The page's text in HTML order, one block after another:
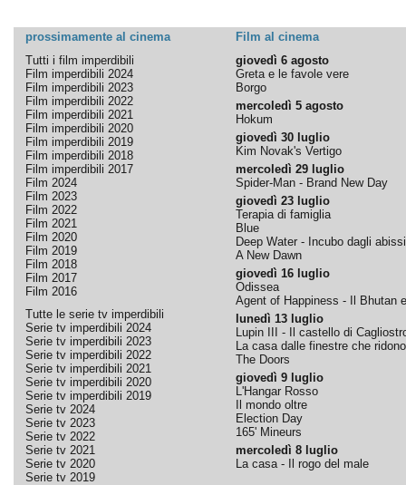
prossimamente al cinema
Film al cinema
Tutti i film imperdibili
Film imperdibili 2024
Film imperdibili 2023
Film imperdibili 2022
Film imperdibili 2021
Film imperdibili 2020
Film imperdibili 2019
Film imperdibili 2018
Film imperdibili 2017
Film 2024
Film 2023
Film 2022
Film 2021
Film 2020
Film 2019
Film 2018
Film 2017
Film 2016
Tutte le serie tv imperdibili
Serie tv imperdibili 2024
Serie tv imperdibili 2023
Serie tv imperdibili 2022
Serie tv imperdibili 2021
Serie tv imperdibili 2020
Serie tv imperdibili 2019
Serie tv 2024
Serie tv 2023
Serie tv 2022
Serie tv 2021
Serie tv 2020
Serie tv 2019
giovedì 6 agosto
Greta e le favole vere
Borgo
mercoledì 5 agosto
Hokum
giovedì 30 luglio
Kim Novak's Vertigo
mercoledì 29 luglio
Spider-Man - Brand New Day
giovedì 23 luglio
Terapia di famiglia
Blue
Deep Water - Incubo dagli abissi
A New Dawn
giovedì 16 luglio
Odissea
Agent of Happiness - Il Bhutan
lunedì 13 luglio
Lupin III - Il castello di
La casa dalle finestre che ridono
The Doors
giovedì 9 luglio
L'Hangar Rosso
Il mondo oltre
Election Day
165' Mineurs
mercoledì 8 luglio
La casa - Il rogo del male